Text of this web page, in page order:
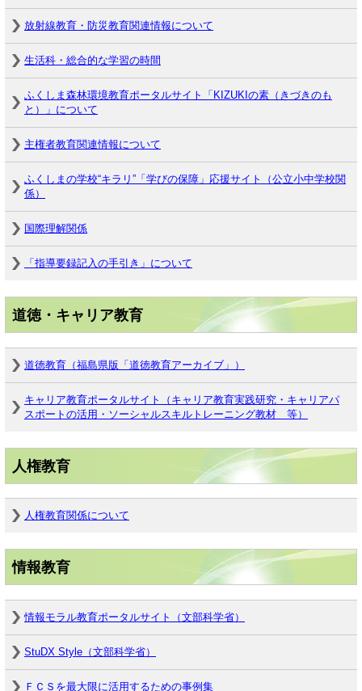
放射線教育・防災教育関連情報について
生活科・総合的な学習の時間
ふくしま森林環境教育ポータルサイト「KIZUKIの素（きづきのも
と）」について
主権者教育関連情報について
ふくしまの学校“キラリ”「学びの保障」応援サイト（公立小中学校関
係）
国際理解関係
「指導要録記入の手引き」について
道徳・キャリア教育
道徳教育（福島県版「道徳教育アーカイブ」）
キャリア教育ポータルサイト（キャリア教育実践研究・キャリアパ
スポートの活用・ソーシャルスキルトレーニング教材 等）
人権教育
人権教育関係について
情報教育
情報モラル教育ポータルサイト（文部科学省）
StuDX Style（文部科学省）
ＦＣＳを最大限に活用するための事例集